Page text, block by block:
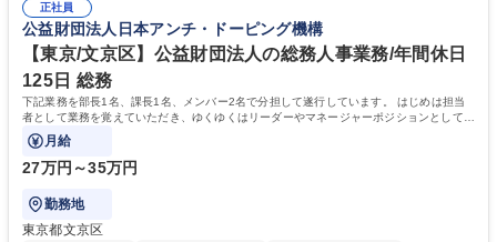
ルプロデュースしているため、商品に関わる全ての業務をサポート頂きま
す。 募集職種 東京都中央区【営業事務・貿易事務】食品商社/残業少なめ/
リモート等相談可
の強み】1991年の設立以来、外食産業を中心としたお客様の多様なニー
ズに沿った冷凍水産物等の生産・輸入・販売を一貫して手掛けています。
自社工場と海外拠点の強固な連携によるワンストップサービスが最大の強
みです。 学歴・資格 学歴：大学院 大学 語学力：英語 資格：
正社員
公益財団法人日本アンチ・ドーピング機構
【東京/文京区】公益財団法人の総務人事業務/年間休日
125日 総務
下記業務を部長1名、課長1名、メンバー2名で分担して遂行しています。 はじめは担当
者として業務を覚えていただき、ゆくゆくはリーダーやマネージャーポジションとして活
躍いただくことを期待しています。
月給
27万円～35万円
勤務地
東京都文京区